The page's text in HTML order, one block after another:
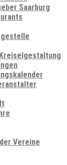
Saarburg
Vereine